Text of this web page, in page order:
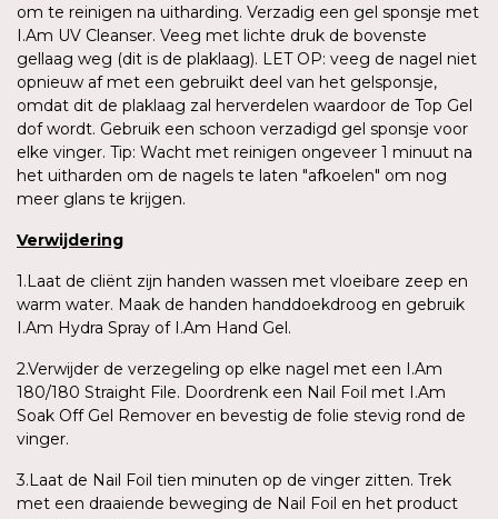
om te reinigen na uitharding. Verzadig een gel sponsje met
I.Am UV Cleanser. Veeg met lichte druk de bovenste
gellaag weg (dit is de plaklaag). LET OP: veeg de nagel niet
opnieuw af met een gebruikt deel van het gelsponsje,
omdat dit de plaklaag zal herverdelen waardoor de Top Gel
dof wordt. Gebruik een schoon verzadigd gel sponsje voor
elke vinger. Tip: Wacht met reinigen ongeveer 1 minuut na
het uitharden om de nagels te laten "afkoelen" om nog
meer glans te krijgen.
Verwijdering
1.Laat de cliënt zijn handen wassen met vloeibare zeep en
warm water. Maak de handen handdoekdroog en gebruik
I.Am Hydra Spray of I.Am Hand Gel.
2.Verwijder de verzegeling op elke nagel met een I.Am
180/180 Straight File. Doordrenk een Nail Foil met I.Am
Soak Off Gel Remover en bevestig de folie stevig rond de
vinger.
3.Laat de Nail Foil tien minuten op de vinger zitten. Trek
met een draaiende beweging de Nail Foil en het product